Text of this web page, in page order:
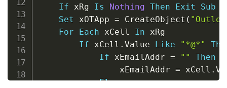
If xRg Is Nothing Then Exit
Sub
Set xOTApp = CreateObject (
For
Each xCell In xRg
If xCell . Value Like "*@*"
If xEmailAddr = ""
Then
                xEmailAddr
= xCell .
Else